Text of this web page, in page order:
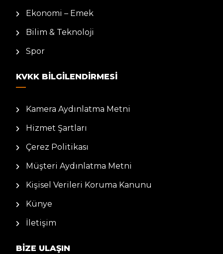
Ekonomi – Emek
Bilim & Teknoloji
Spor
KVKK BILGILENDIRMESI
Kamera Aydınlatma Metni
Hizmet Şartları
Çerez Politikası
Müşteri Aydınlatma Metni
Kişisel Verileri Koruma Kanunu
Künye
İletişim
BIZE ULAŞIN